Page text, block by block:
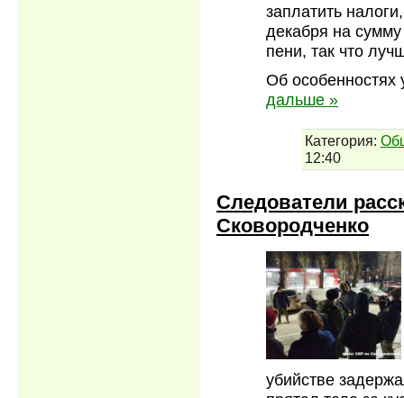
заплатить
декабря на
пени, так что
Об
дальше »
Категория:
12:40
Следователи
Сковородченко
убийстве